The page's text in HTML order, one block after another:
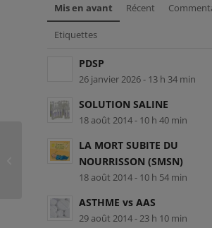
Mis en avant Récent
Etiquettes
PDSP
26 janvier 2026 - 13 h 34 min
SOLUTION SALINE
18 août 2014 - 10 h 40 min
LA MORT SUBITE DU
NOURRISSON (SMSN)
18 août 2014 - 10 h 54 min
ASTHME vs AAS
29 août 2014 - 23 h 10 min
DÉSINFECTER UNE
PLAIE AU CITRON